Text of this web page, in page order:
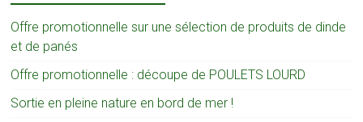
Offre promotionnelle sur une sélection de produits de dinde
et de panés
Offre promotionnelle : découpe de POULETS LOURD
Sortie en pleine nature en bord de mer !